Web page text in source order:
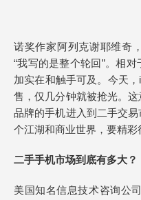
诺奖作家阿列克谢耶维奇
“我写的是整个轮回”。相
加实在和触手可及。今天
售，仅几分钟就被抢光。
品牌的手机进入到二手交
个江湖和商业世界，要精彩
二手手机市场到底有多大？
美国知名信息技术咨询公